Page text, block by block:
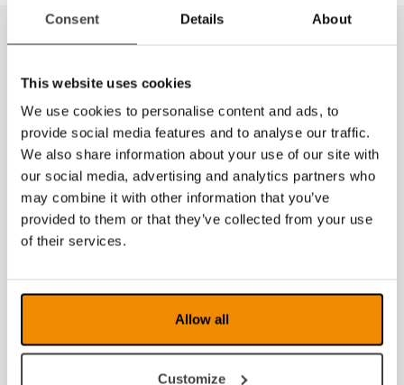
Consent Details About
This website uses cookies
We use cookies to personalise content and ads, to
provide social media features and to analyse our traffic.
We also share information about your use of our site with
our social media, advertising and analytics partners who
may combine it with other information that you’ve
provided to them or that they’ve collected from your use
of their services.
Allow all
Customize